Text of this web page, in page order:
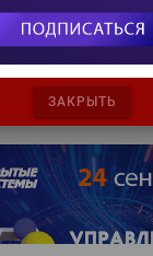
совмещения
ЗАКРЫТЬ